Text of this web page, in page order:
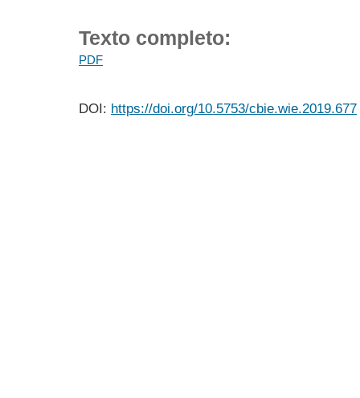
Texto completo:
PDF
DOI: https://doi.org/10.5753/cbie.wie.2019.677